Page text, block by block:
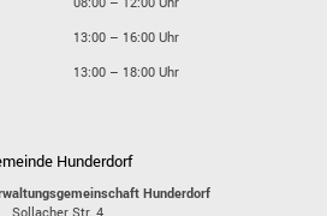
13:00 – 16:00 Uhr
13:00 – 18:00 Uhr
Hunderdorf
Hunderdorf
Sollacher Str. 4